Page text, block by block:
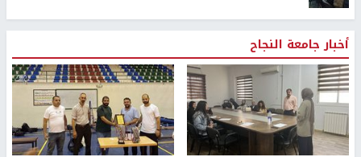
أخبار جامعة النجاح